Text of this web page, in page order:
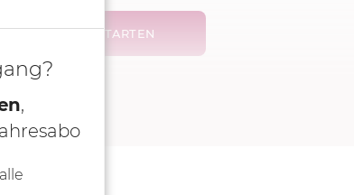
KOCHMODUS STARTEN
,